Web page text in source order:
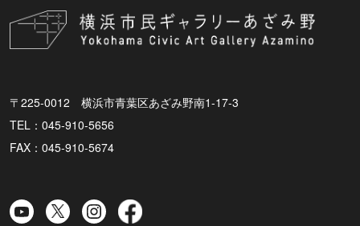
〒225-0012 横浜市青葉区あざみ野南1-17-3
TEL：045-910-5656
FAX：045-910-5674